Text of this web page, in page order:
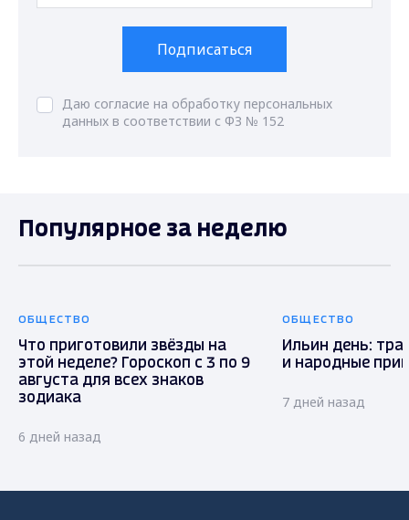
Подписаться
Даю согласие на обработку персональных
данных в соответствии с ФЗ № 152
Популярное за неделю
ОБЩЕСТВО
Что приготовили звёзды на
этой неделе? Гороскоп с 3 по 9
августа для всех знаков
зодиака
6 дней назад
ОБЩЕСТВО
Ильин день:
и народные
7 дней назад